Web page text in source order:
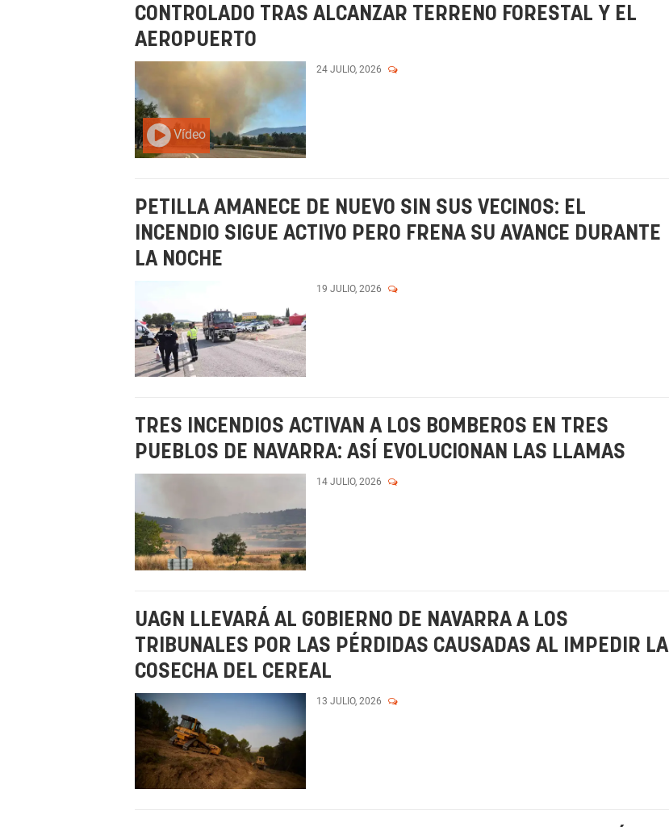
CONTROLADO TRAS ALCANZAR TERRENO FORESTAL Y EL
AEROPUERTO
Vídeo
24 JULIO, 2026
PETILLA AMANECE DE NUEVO SIN SUS VECINOS: EL
INCENDIO SIGUE ACTIVO PERO FRENA SU AVANCE DURANTE
LA NOCHE
19 JULIO, 2026
TRES INCENDIOS ACTIVAN A LOS BOMBEROS EN TRES
PUEBLOS DE NAVARRA: ASÍ EVOLUCIONAN LAS LLAMAS
14 JULIO, 2026
UAGN LLEVARÁ AL GOBIERNO DE NAVARRA A LOS
TRIBUNALES POR LAS PÉRDIDAS CAUSADAS AL IMPEDIR LA
COSECHA DEL CEREAL
13 JULIO, 2026